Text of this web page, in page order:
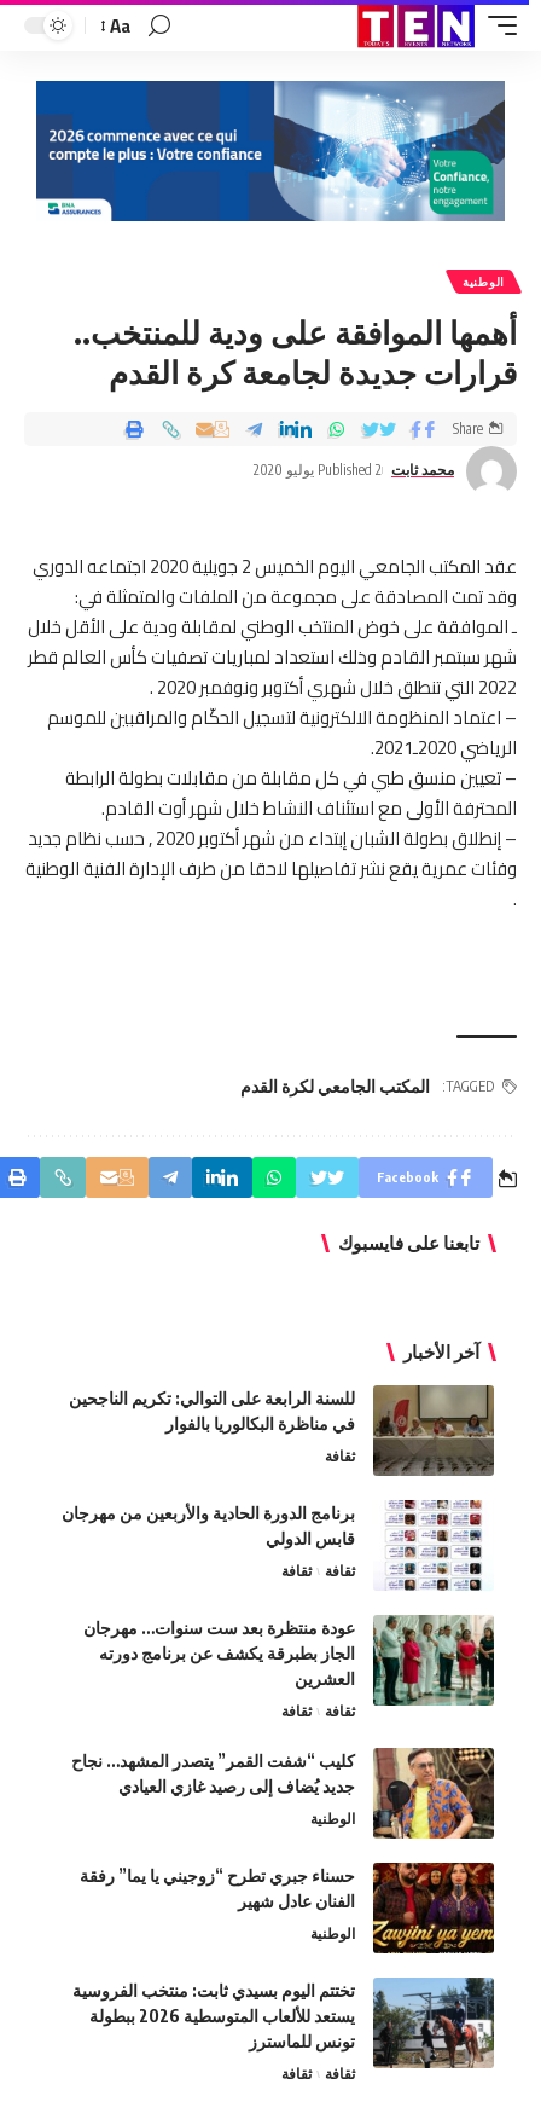
Aa
الوطنية
أهمها الموافقة على ودية للمنتخب..
قرارات جديدة لجامعة كرة القدم
محمد ثابت Published 2 يوليو 2020
Share
عقد المكتب الجامعي اليوم الخميس 2 جويلية 2020 اجتماعه الدوري
وقد تمت المصادقة على مجموعة من الملفات والمتمثلة في:
ـ الموافقة على خوض المنتخب الوطني لمقابلة ودية على الأقل خلال
شهر سبتمبر القادم وذلك استعداد لمباريات تصفيات كأس العالم قطر
2022 التي تنطلق خلال شهري أكتوبر ونوفمبر 2020 .
– اعتماد المنظومة الالكترونية لتسجيل الحكّام والمراقبين للموسم
الرياضي 2020ـ2021.
– تعيين منسق طبي في كل مقابلة من مقابلات بطولة الرابطة
المحترفة الأولى مع استئناف النشاط خلال شهر أوت القادم.
– إنطلاق بطولة الشبان إبتداء من شهر أكتوبر 2020 , حسب نظام جديد
وفئات عمرية يقع نشر تفاصيلها لاحقا من طرف الإدارة الفنية الوطنية
TAGGED: المكتب الجامعي لكرة القدم
Facebook
تابعنا على فايسبوك
آخر الأخبار
للسنة الرابعة على التوالي: تكريم الناجحين
في مناظرة البكالوريا بالفوار
ثقافة
برنامج الدورة الحادية والأربعين من مهرجان
قابس الدولي
ثقافة ثقافة
عودة منتظرة بعد ست سنوات… مهرجان
الجاز بطبرقة يكشف عن برنامج دورته
العشرين
ثقافة ثقافة
كليب “شفت القمر” يتصدر المشهد… نجاح
جديد يُضاف إلى رصيد غازي العيادي
الوطنية
حسناء جبري تطرح “زوجيني يا يما” رفقة
الفنان عادل شهير
الوطنية
تختتم اليوم بسيدي ثابت: منتخب الفروسية
يستعد للألعاب المتوسطية 2026 ببطولة
تونس للماسترز
ثقافة ثقافة